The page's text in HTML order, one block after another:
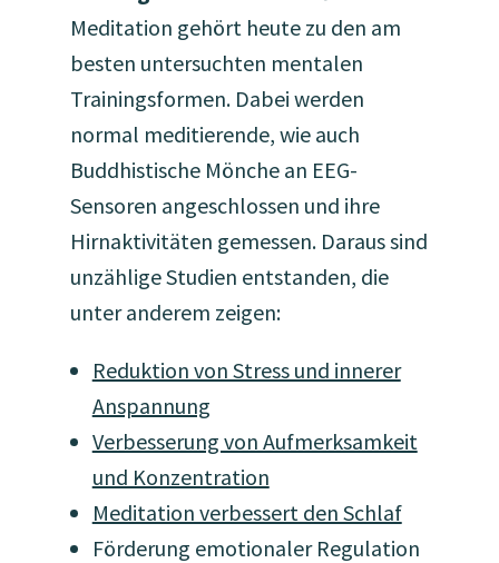
Meditation gehört heute zu den am
besten untersuchten mentalen
Trainingsformen. Dabei werden
normal meditierende, wie auch
Buddhistische Mönche an EEG-
Sensoren angeschlossen und ihre
Hirnaktivitäten gemessen. Daraus sind
unzählige Studien entstanden, die
unter anderem zeigen:
Reduktion von Stress und innerer
Anspannung
Verbesserung von Aufmerksamkeit
und Konzentration
Meditation verbessert den Schlaf
Förderung emotionaler Regulation